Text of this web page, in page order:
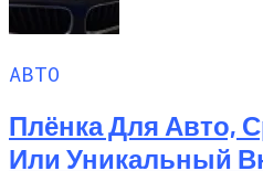
АВТО
Плёнка Для Авто,
Или Уникальный